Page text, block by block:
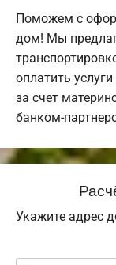
Поможем с
дом! Мы
оплатить
за счет
банком-
Укажите адрес